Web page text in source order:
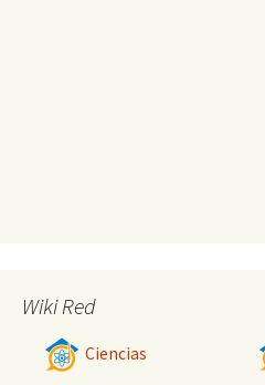
Wiki Red
Ciencias